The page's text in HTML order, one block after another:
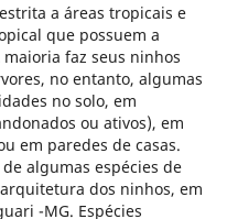
a áreas tropicais e
que possuem a
faz seus ninhos
no entanto, algumas
no solo, em
ou ativos), em
em paredes de casas.
algumas espécies de
dos ninhos, em
-MG. Espécies